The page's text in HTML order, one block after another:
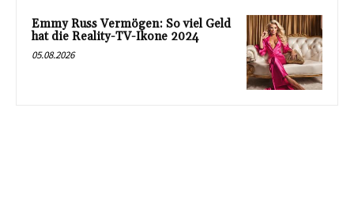
Emmy Russ Vermögen: So viel Geld
hat die Reality-TV-Ikone 2024
05.08.2026